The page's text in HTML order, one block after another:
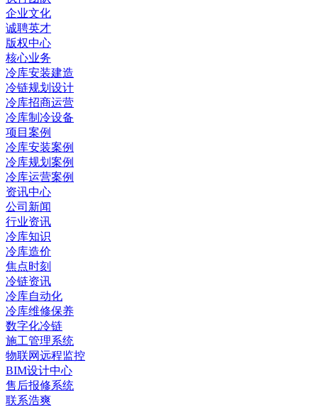
企业文化
诚聘英才
版权中心
核心业务
冷库安装建造
冷链规划设计
冷库招商运营
冷库制冷设备
项目案例
冷库安装案例
冷库规划案例
冷库运营案例
资讯中心
公司新闻
行业资讯
冷库知识
冷库造价
焦点时刻
冷链资讯
冷库自动化
冷库维修保养
数字化冷链
施工管理系统
物联网远程监控
BIM设计中心
售后报修系统
联系浩爽